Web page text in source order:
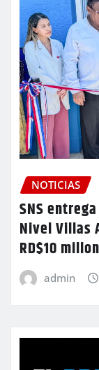
NOTICIAS
SNS
Nivel Villas
RD$10
admin